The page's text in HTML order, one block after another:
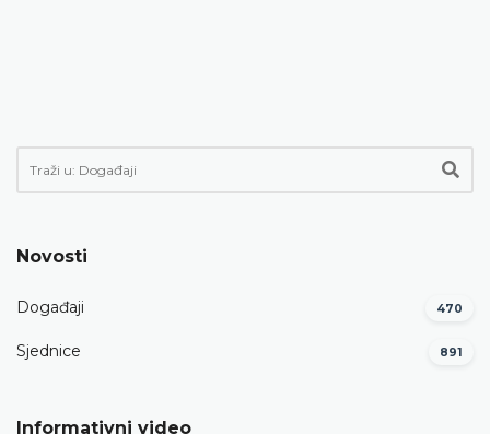
Novosti
Događaji 470
Sjednice 891
Informativni video